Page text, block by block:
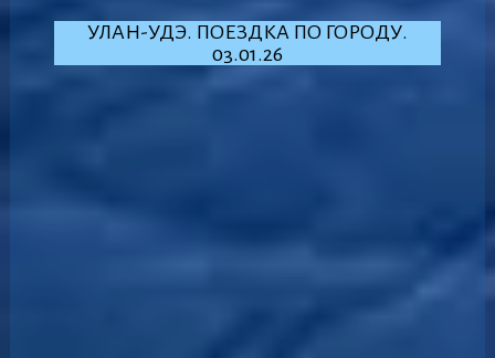
УЛАН-УДЭ. ПОЕЗДКА ПО ГОРОДУ.
03.01.26